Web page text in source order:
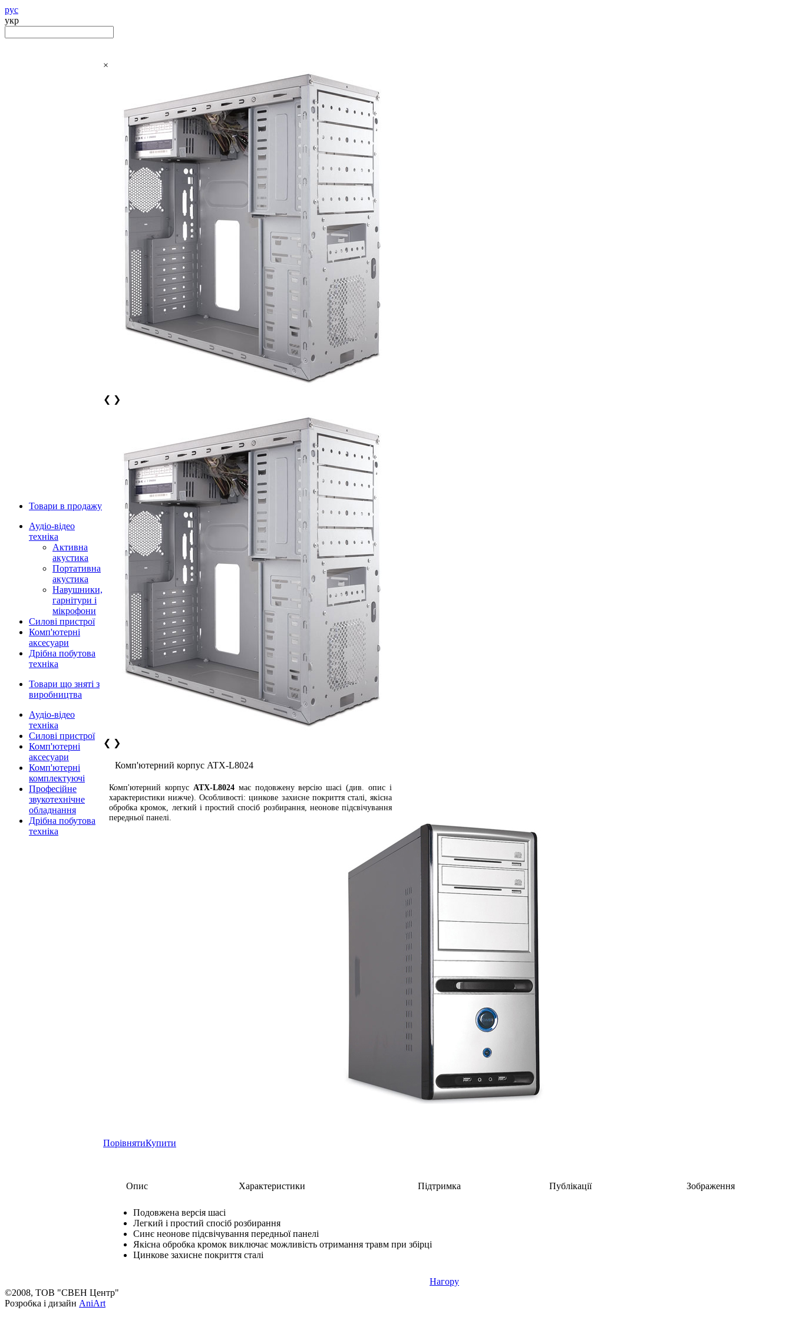
рус
укр
Товари в продажу
Аудіо-відео
техніка
Активна
акустика
Портативна
акустика
Навушники,
гарнітури і
мікрофони
Силові пристрої
Комп'ютерні
аксесуари
Дрібна побутова
техніка
Товари що зняті з
виробництва
Аудіо-відео
техніка
Силові пристрої
Комп'ютерні
аксесуари
Комп'ютерні
комплектуючі
Професійне
звукотехнічне
обладнання
Дрібна побутова
техніка
×
❮ ❯
❮ ❯
Комп'ютерний корпус ATX-L8024
Комп'ютерний корпус ATX-L8024має подовжену версію шасі (див. опис і
характеристики нижче). Особливості: цинкове захисне покриття сталі, якісна
обробка кромок, легкий і простий спосіб розбирання, неонове підсвічування
передньої панелі.
ПорівнятиКупити
Опис Характеристики Підтримка Публікації Зображення
Подовжена версія шасі
Легкий і простий спосіб розбирання
Синє неонове підсвічування передньої панелі
Якісна обробка кромок виключає можливість отримання травм при збірці
Цинкове захисне покриття сталі
Нагору
©2008, ТОВ "СВЕН Центр"
Розробка і дизайн AniArt